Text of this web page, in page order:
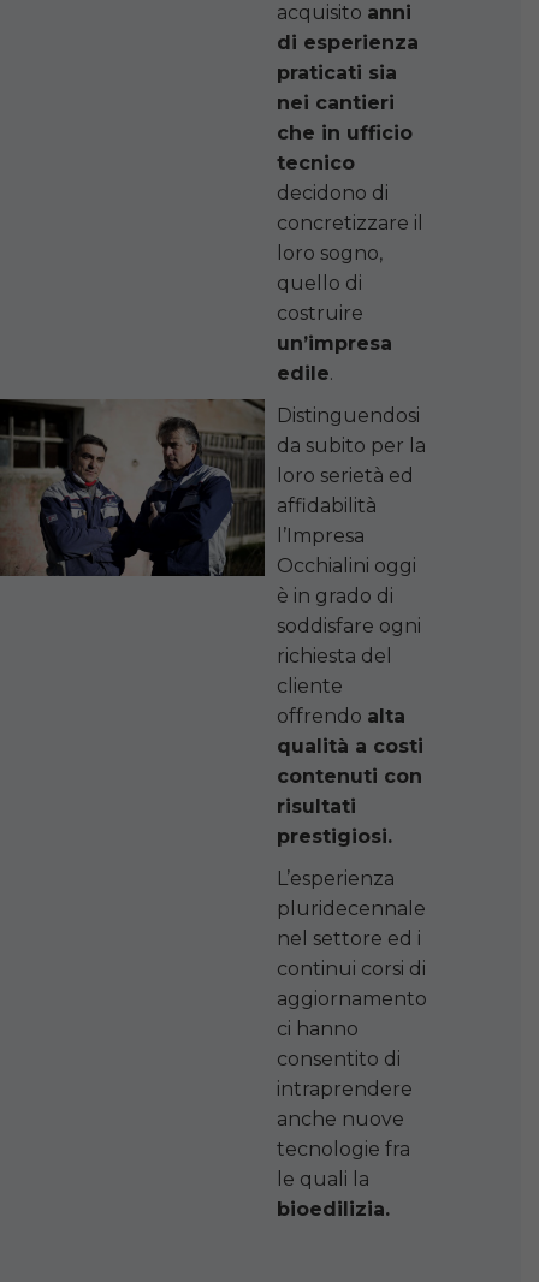
acquisito anni
di esperienza
praticati sia
nei cantieri
che in ufficio
tecnico
decidono di
concretizzare il
loro sogno,
quello di
costruire
un’impresa
edile.
Distinguendosi
da subito per la
loro serietà ed
affidabilità
l’Impresa
Occhialini oggi
è in grado di
soddisfare ogni
richiesta del
cliente
offrendo alta
qualità a costi
contenuti con
risultati
prestigiosi.
L’esperienza
pluridecennale
nel settore ed i
continui corsi di
aggiornamento
ci hanno
consentito di
intraprendere
anche nuove
tecnologie fra
le quali la
bioedilizia.